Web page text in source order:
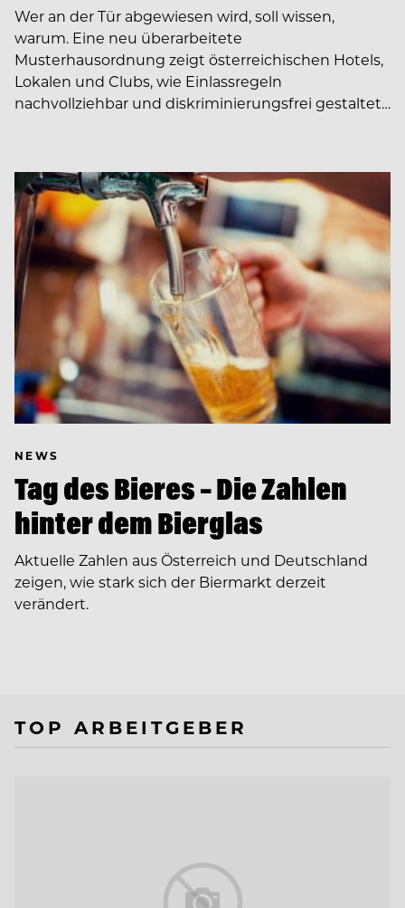
Wer an der Tür abgewiesen wird, soll wissen,
warum. Eine neu überarbeitete
Musterhausordnung zeigt österreichischen Hotels,
Lokalen und Clubs, wie Einlassregeln
nachvollziehbar und diskriminierungsfrei gestaltet…
NEWS
Tag des Bieres – Die Zahlen
hinter dem Bierglas
Aktuelle Zahlen aus Österreich und Deutschland
zeigen, wie stark sich der Biermarkt derzeit
verändert.
TOP ARBEITGEBER